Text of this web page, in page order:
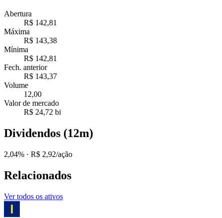
Abertura
R$ 142,81
Máxima
R$ 143,38
Mínima
R$ 142,81
Fech. anterior
R$ 143,37
Volume
12,00
Valor de mercado
R$ 24,72 bi
Dividendos (12m)
2,04% · R$ 2,92/ação
Relacionados
Ver todos os ativos